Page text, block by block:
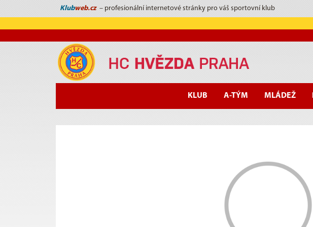
Klubweb.cz – profesionální internetové stránky pro váš sportovní klub
KLUB A-TÝM MLÁDEŽ